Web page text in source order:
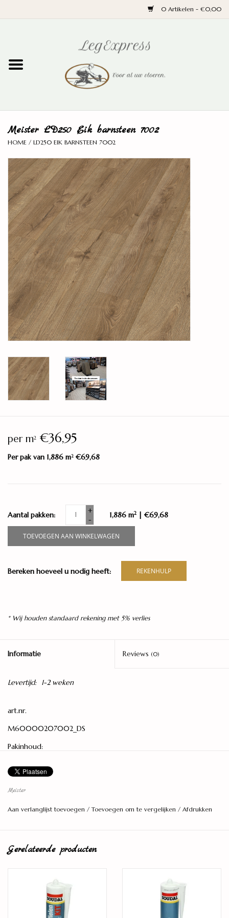
0 Artikelen - €0,00
Parket
Ondervloeren
Plinten
Wand en trap
Legservice
Showroom
Merken
Meister LD250 Eik barnsteen 7002
HOME / LD250 EIK BARNSTEEN 7002
per m2 €36,95
Per pak van 1,886 m2 €69,68
Aantal pakken:
+
-
1,886 m2 | €69,68
TOEVOEGEN AAN WINKELWAGEN
Bereken hoeveel u nodig heeft: REKENHULP
* Wij houden standaard rekening met 5% verlies
Informatie Reviews (0)
Levertijd: 1-2 weken
art.nr.
M60000207002_DS
Pakinhoud:
Lengte:
128,8 meter
Breedte:
10 millimeter
Standaard plank
Meister
Aan verlanglijst toevoegen /Toevoegen om te vergelijken / Afdrukken
Gerelateerde producten